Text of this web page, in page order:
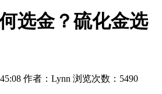
选金？硫化金选
作者：Lynn 浏览次数：5490